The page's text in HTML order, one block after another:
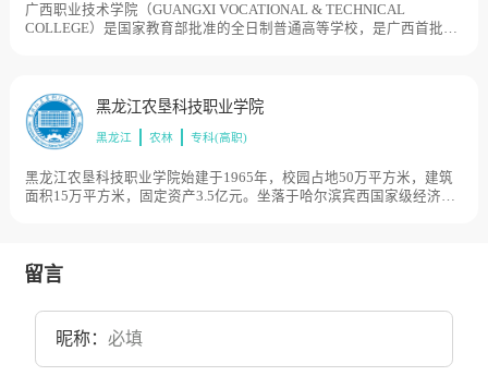
广西职业技术学院（GUANGXI VOCATIONAL & TECHNICAL
COLLEGE）是国家教育部批准的全日制普通高等学校，是广西首批独
本科，1977年）、广西农垦职工大学（1982 年）、广西农工商职业大
学（1996年）等历史阶段。1998年经国家教育部批准，成为广西首批
独立改制的公办高等职业院校——广西职业技术学院，目前学校总体
黑龙江农垦科技职业学院
黑龙江 农林 专科(高职)
黑龙江农垦科技职业学院始建于1965年，校园占地50万平方米，建筑
面积15万平方米，固定资产3.5亿元。坐落于哈尔滨宾西国家级经济技
年东北农垦总局友谊农业技术学校复校并更名为三师五七大学，1978
年三师五七大学改建为黑龙江省红兴隆农业技术学校，黑龙江省红兴
业技术学院并入(合署)黑龙江农垦农业职业技术学院，2010年黑龙江农
垦农业职业技术学院更名为黑龙江农垦科技职业学院，目前学校总体
留言
昵称：